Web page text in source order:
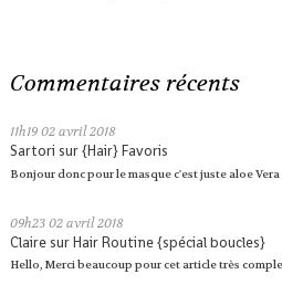
Commentaires récents
11h19 02 avril 2018
Sartori sur{Hair} Favoris
Bonjour donc pour le masque c'est juste aloe Vera
09h23 02 avril 2018
ClairesurHair Routine {spécial boucles}
Hello, Merci beaucoup pour cet article très